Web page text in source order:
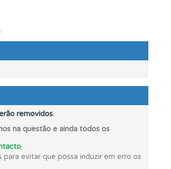
.
removidos.
na questão e ainda todos os
;
evitar que possa induzir em erro os